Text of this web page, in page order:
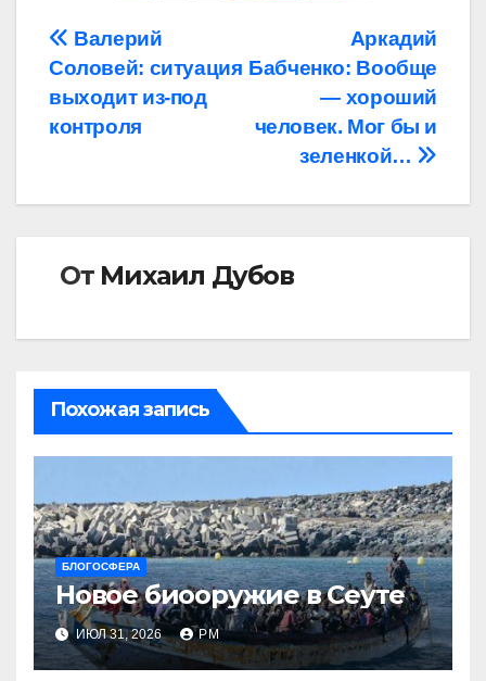
Навигация
по
записям
Аркадий
Бабченко: Вообще
— хороший
человек. Мог бы и
зеленкой…
Валерий
Соловей: ситуация
выходит из-под
контроля
От Михаил Дубов
Похожая запись
БЛОГОСФЕРА
Новое биооружие в Сеуте
ИЮЛ 31, 2026 РМ